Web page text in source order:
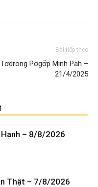
Bài tiếp theo
Tơdrong Pơgơ̆p Minh Pah –
21/4/2025
– 8/8/2026
Thật – 7/8/2026